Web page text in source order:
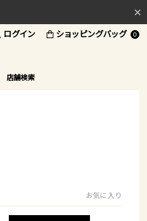
ログイン ショッピングバッグ 0
店舗検索
お気に入り